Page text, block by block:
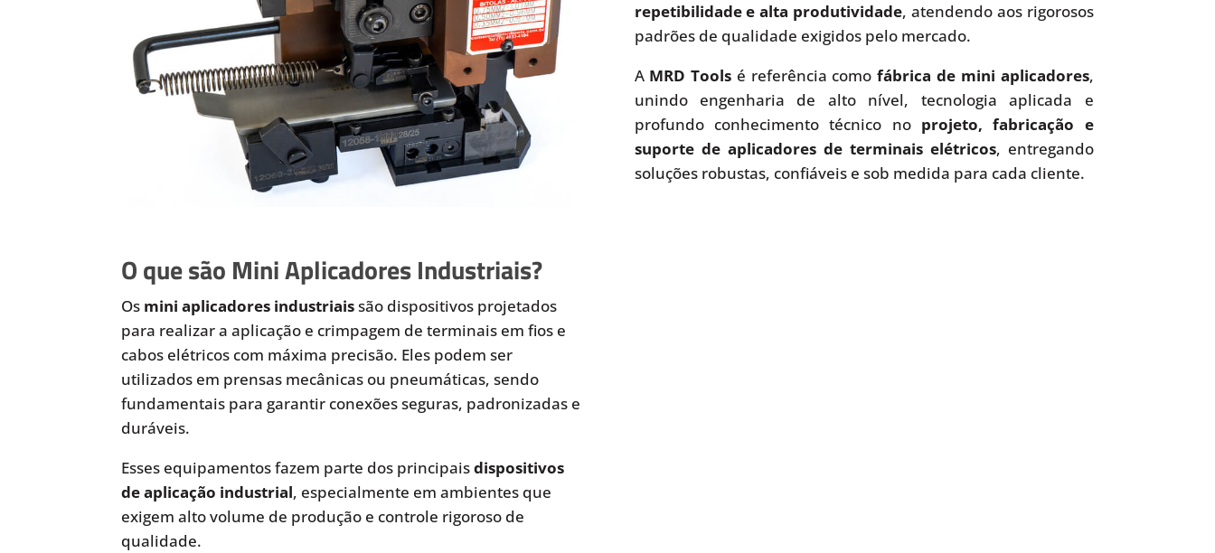
repetibilidade e alta produtividade, atendendo aos rigorosos
padrões de qualidade exigidos pelo mercado.
A MRD Tools é referência comofábrica de mini aplicadores,
unindo engenharia de alto nível, tecnologia aplicada e
profundo conhecimento técnico no projeto, fabricação e
suporte de aplicadores de terminais elétricos, entregando
soluções robustas, confiáveis e sob medida para cada cliente.
O que são Mini Aplicadores Industriais?
Os mini aplicadores industriaissão dispositivos projetados
para realizar a aplicação e crimpagem de terminais em fios e
cabos elétricos com máxima precisão. Eles podem ser
utilizados em prensas mecânicas ou pneumáticas, sendo
fundamentais para garantir conexões seguras, padronizadas e
duráveis.
Esses equipamentos fazem parte dos principaisdispositivos
de aplicação industrial, especialmente em ambientes que
exigem alto volume de produção e controle rigoroso de
qualidade.